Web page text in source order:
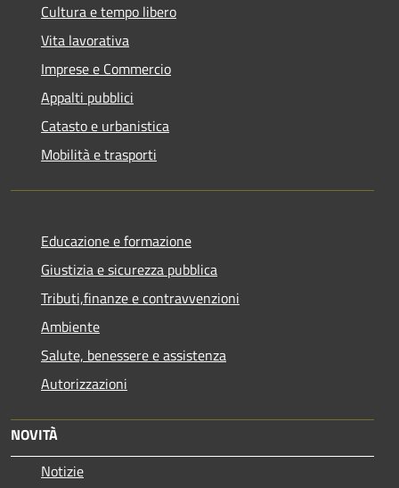
Cultura e tempo libero
Vita lavorativa
Imprese e Commercio
Appalti pubblici
Catasto e urbanistica
Mobilità e trasporti
Educazione e formazione
Giustizia e sicurezza pubblica
Tributi,finanze e contravvenzioni
Ambiente
Salute, benessere e assistenza
Autorizzazioni
NOVITÀ
Notizie